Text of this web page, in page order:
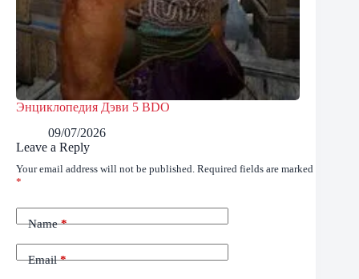
Энциклопедия Дэви 5 BDO
09/07/2026
Leave a Reply
Your email address will not be published. Required fields are marked
*
Name*
Email*